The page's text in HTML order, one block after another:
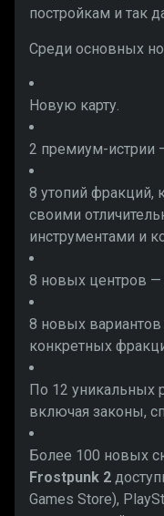
постройкам и так
Среди основных
Новую карту.
2 премиум-истрии
8 утопий фракций,
своими
инструментами и
8 новых центров
8 новых
конкретных
По 12 уникальных
включая законы,
Более 100 новых
Frostpunk 2
Games Store),